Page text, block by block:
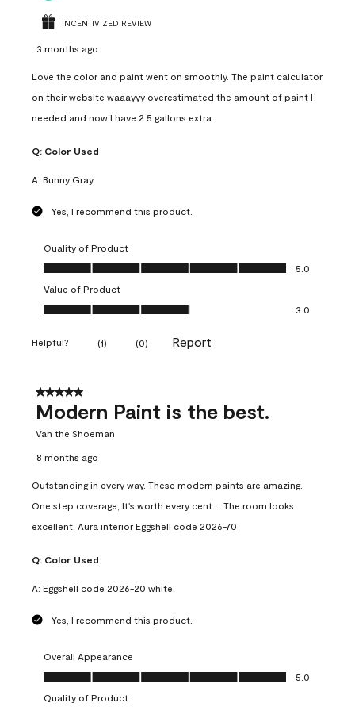
INCENTIVIZED REVIEW
3 months ago
Love the color and paint went on smoothly. The paint calculator
on their website waaayyy overestimated the amount of paint I
needed and now I have 2.5 gallons extra.
Q: Color Used
A: Bunny Gray
Yes, I recommend this product.
Quality of Product
Quality of Product, 5.0 out of 5
5.0
Value of Product
Value of Product, 3.0 out of 5
3.0
Helpful? (1) (0) Report
5 out of 5 stars.
Modern Paint is the best.
Van the Shoeman
8 months ago
Outstanding in every way. These modern paints are amazing.
One step coverage, It's worth every cent.....The room looks
excellent. Aura interior Eggshell code 2026-70
Q: Color Used
A: Eggshell code 2026-20 white.
Yes, I recommend this product.
Overall Appearance
Overall Appearance, 5.0 out of 5
5.0
Quality of Product